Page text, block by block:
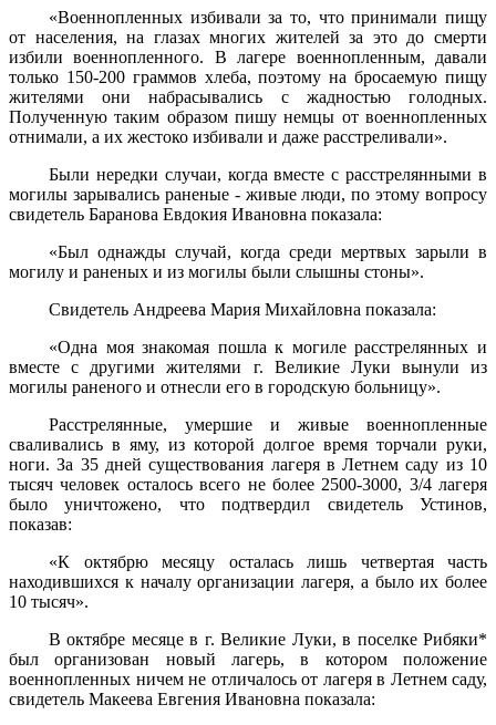
«Военнопленных избивали за то, что принимали пищу
от насе­ления, на глазах многих жителей за это до смерти
избили военноплен­ного. В лагере военнопленным, давали
только 150-200 граммов хлеба, поэтому на бросаемую пищу
жителями они набрасывались с жад­ностью голодных.
Полученную таким образом пишу немцы от военнопленных
отнимали, а их жестоко избивали и даже расстреливали».
Были нередки случаи, когда вместе с расстрелянными в
могилы зарывались раненые - живые люди, по этому вопросу
свидетель Ба­ранова Евдокия Ивановна показала:
«Был однажды случай, когда среди мертвых зарыли в
могилу и раненых и из могилы были слышны стоны».
Свидетель Андреева Мария Михайловна показала:
«Одна моя знакомая пошла к могиле расстрелянных и
вместе с другими жителями г. Великие Луки вынули из
могилы раненого и отнесли его в городскую больницу».
Расстрелянные, умершие и живые военнопленные
сваливались в яму, из которой долгое время торчали руки,
ноги. За 35 дней суще­ствования лагеря в Летнем саду из 10
тысяч человек осталось всего не более 2500-3000, 3/4 лагеря
было уничтожено, что подтвердил свидетель Устинов,
показав:
«К октябрю месяцу осталась лишь четвертая часть
находившихся к началу организации лагеря, а было их более
10 тысяч».
В октябре месяце в г. Великие Луки, в поселке Рибяки*
был организован новый лагерь, в котором положение
военнопленных ничем не отличалось от лагеря в Летнем саду,
свидетель Макеева Ев­гения Ивановна показала: